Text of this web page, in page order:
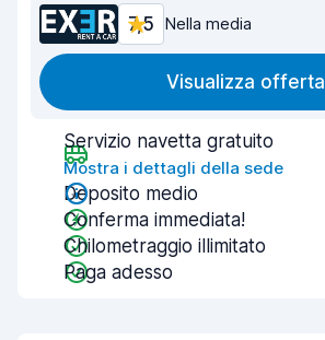
7,5 Nella media
Visualizza offerta
Servizio navetta gratuito
Mostra i dettagli della sede
Deposito medio
Conferma immediata!
Chilometraggio illimitato
Paga adesso